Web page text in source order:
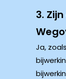
3.
Ja,